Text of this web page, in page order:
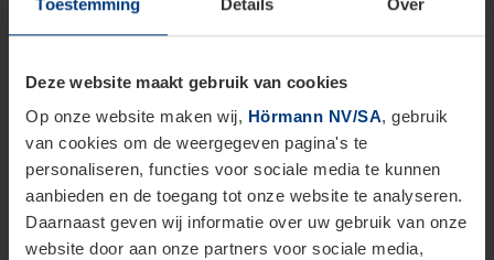
Deze website maakt gebruik van cookies
Op onze website maken wij, Hörmann NV/SA, gebruik
van cookies om de weergegeven pagina's te
personaliseren, functies voor sociale media te kunnen
aanbieden en de toegang tot onze website te analyseren.
Daarnaast geven wij informatie over uw gebruik van onze
website door aan onze partners voor sociale media,